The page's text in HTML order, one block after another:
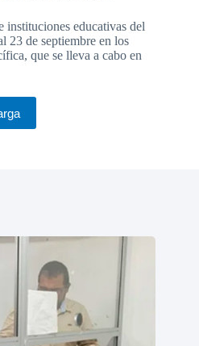
instituciones educativas del
23 de septiembre en los
que se lleva a cabo en